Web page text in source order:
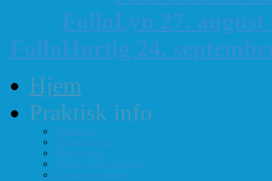
FolloLyn 27. august
FolloHurtig 24.
Hjem
Praktisk info
Terminliste
Tid, sted og pris
Styre og verv
Telefon- og E-post-liste
Forenings-vedtekter